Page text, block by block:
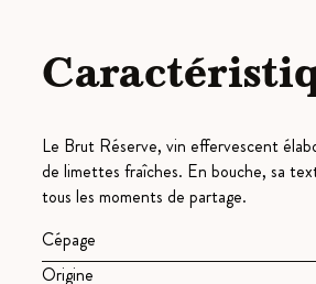
Le Brut Réserve, vin effervescent
de limettes fraîches. En bouche, sa
tous les moments de partage.
Cépage
Origine